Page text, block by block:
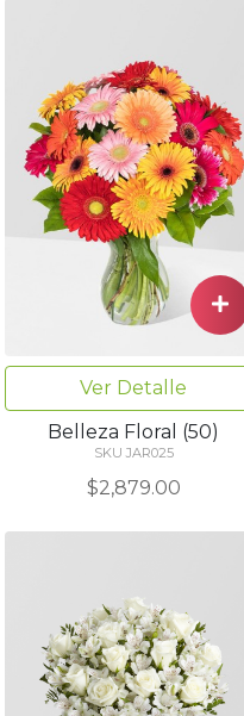
Ver Detalle
Belleza Floral (50)
SKU JAR025
$2,879.00